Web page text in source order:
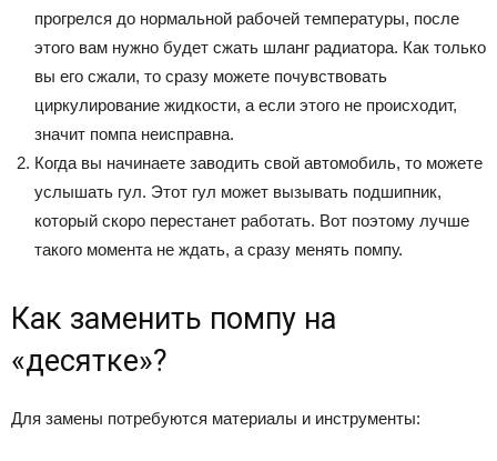
прогрелся до нормальной рабочей температуры, после
этого вам нужно будет сжать шланг радиатора. Как только
вы его сжали, то сразу можете почувствовать
циркулирование жидкости, а если этого не происходит,
значит помпа неисправна.
Когда вы начинаете заводить свой автомобиль, то можете
услышать гул. Этот гул может вызывать подшипник,
который скоро перестанет работать. Вот поэтому лучше
такого момента не ждать, а сразу менять помпу.
Как заменить помпу на
«десятке»?
Для замены потребуются материалы и инструменты: